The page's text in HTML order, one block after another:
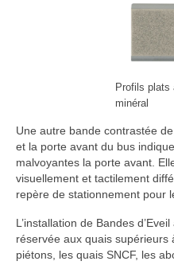
Profils plats
minéral
Une autre bande contrastée
et la porte avant du bus
malvoyantes la porte avant.
visuellement et tactilement
repère de stationnement pour
L’installation de Bandes
réservée aux quais
piétons, les quais SNCF, les